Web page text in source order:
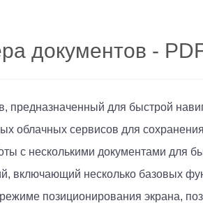
документов -
предназначенный для быстрой
облачных сервисов для
с несколькими документами для
включающий несколько базовых
позиционирования экрана,